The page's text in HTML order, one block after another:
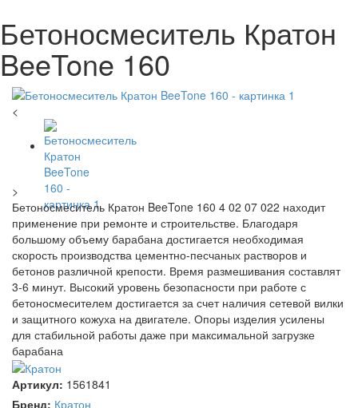
Бетоносмеситель Кратон
BeeTone 160
<
>
Бетоносмеситель Кратон BeeTone 160 4 02 07 022 находит
применение при ремонте и строительстве. Благодаря
большому объему барабана достигается необходимая
скорость производства цементно-песчаных растворов и
бетонов различной крепости. Время размешивания составлят
3-6 минут. Высокий уровень безопасности при работе с
бетоносмесителем достигается за счет наличия сетевой вилки
и защитного кожуха на двигателе. Опоры изделия усилены
для стабильной работы даже при максимальной загрузке
барабана
Артикул: 1561841
Бренд: Кратон